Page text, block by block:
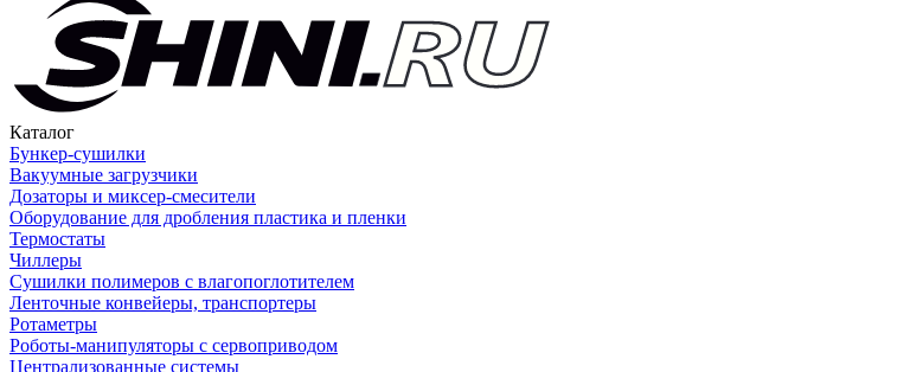
Каталог
Бункер-сушилки
Вакуумные загрузчики
Дозаторы и миксер-смесители
Оборудование для дробления пластика и пленки
Термостаты
Чиллеры
Сушилки полимеров с влагопоглотителем
Ленточные конвейеры, транспортеры
Ротаметры
Роботы-манипуляторы с сервоприводом
Централизованные системы